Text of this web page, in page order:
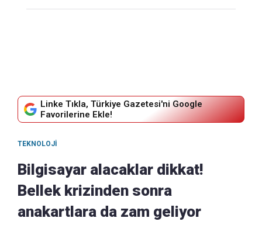
Linke Tıkla, Türkiye Gazetesi'ni Google
Favorilerine Ekle!
TEKNOLOJI
Bilgisayar alacaklar dikkat!
Bellek krizinden sonra
anakartlara da zam geliyor